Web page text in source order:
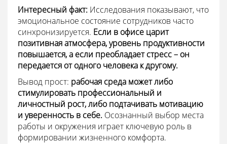
Интересный факт: Исследования показывают, что
эмоциональное состояние сотрудников часто
синхронизируется. Если в офисе царит
позитивная атмосфера, уровень продуктивности
повышается, а если преобладает стресс – он
передается от одного человека к другому.
Вывод прост: рабочая среда может либо
стимулировать профессиональный и
личностный рост, либо подтачивать мотивацию
и уверенность в себе. Осознанный выбор места
работы и окружения играет ключевую роль в
формировании жизненного комфорта.